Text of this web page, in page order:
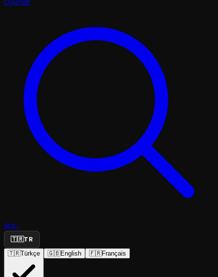
Oyunlar
Ara...
🇹🇷TR
🇹🇷Türkçe 🇬🇧English 🇫🇷Français